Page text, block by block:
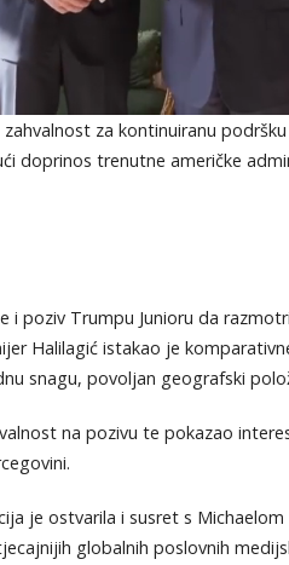
za kontinuiranu
doprinos trenutne američke
i poziv Trumpu Junioru da
Halilagić istakao je
snagu, povoljan geografski
na pozivu te pokazao
je ostvarila i susret s
globalnih poslovnih